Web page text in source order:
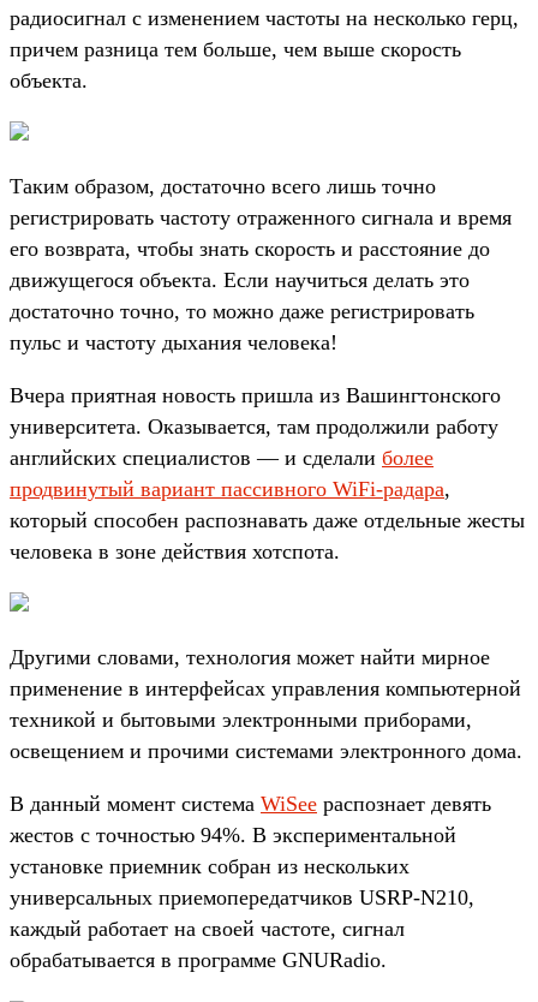
радиосигнал с изменением частоты на несколько герц,
причем разница тем больше, чем выше скорость
объекта.
Таким образом, достаточно всего лишь точно
регистрировать частоту отраженного сигнала и время
его возврата, чтобы знать скорость и расстояние до
движущегося объекта. Если научиться делать это
достаточно точно, то можно даже регистрировать
пульс и частоту дыхания человека!
Вчера приятная новость пришла из Вашингтонского
университета. Оказывается, там продолжили работу
английских специалистов — и сделали более
продвинутый вариант пассивного WiFi-радара,
который способен распознавать даже отдельные жесты
человека в зоне действия хотспота.
Другими словами, технология может найти мирное
применение в интерфейсах управления компьютерной
техникой и бытовыми электронными приборами,
освещением и прочими системами электронного дома.
В данный момент система WiSee распознает девять
жестов с точностью 94%. В экспериментальной
установке приемник собран из нескольких
универсальных приемопередатчиков USRP-N210,
каждый работает на своей частоте, сигнал
обрабатывается в программе GNURadio.